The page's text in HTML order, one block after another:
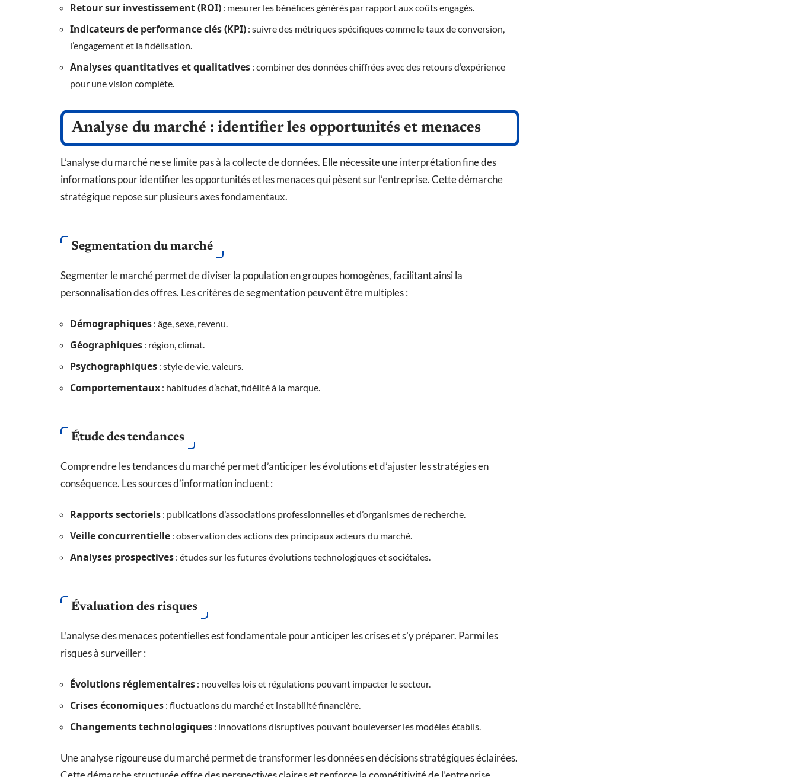
Retour sur investissement (ROI) : mesurer les bénéfices générés par rapport aux coûts engagés.
Indicateurs de performance clés (KPI) : suivre des métriques spécifiques comme le taux de conversion,
l’engagement et la fidélisation.
Analyses quantitatives et qualitatives : combiner des données chiffrées avec des retours d’expérience
pour une vision complète.
Analyse du marché : identifier les opportunités et menaces
L’analyse du marché ne se limite pas à la collecte de données. Elle nécessite une interprétation fine des
informations pour identifier les opportunités et les menaces qui pèsent sur l’entreprise. Cette démarche
stratégique repose sur plusieurs axes fondamentaux.
Segmentation du marché
Segmenter le marché permet de diviser la population en groupes homogènes, facilitant ainsi la
personnalisation des offres. Les critères de segmentation peuvent être multiples :
Démographiques : âge, sexe, revenu.
Géographiques : région, climat.
Psychographiques : style de vie, valeurs.
Comportementaux : habitudes d’achat, fidélité à la marque.
Étude des tendances
Comprendre les tendances du marché permet d’anticiper les évolutions et d’ajuster les stratégies en
conséquence. Les sources d’information incluent :
Rapports sectoriels : publications d’associations professionnelles et d’organismes de recherche.
Veille concurrentielle : observation des actions des principaux acteurs du marché.
Analyses prospectives : études sur les futures évolutions technologiques et sociétales.
Évaluation des risques
L’analyse des menaces potentielles est fondamentale pour anticiper les crises et s’y préparer. Parmi les
risques à surveiller :
Évolutions réglementaires : nouvelles lois et régulations pouvant impacter le secteur.
Crises économiques : fluctuations du marché et instabilité financière.
Changements technologiques : innovations disruptives pouvant bouleverser les modèles établis.
Une analyse rigoureuse du marché permet de transformer les données en décisions stratégiques éclairées.